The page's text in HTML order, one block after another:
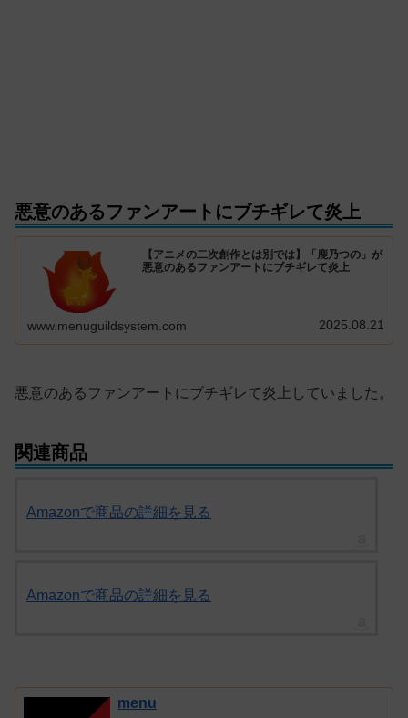
悪意のあるファンアートにブチギレて炎上
【アニメの二次創作とは別では】「鹿乃つの」が
悪意のあるファンアートにブチギレて炎上
www.menuguildsystem.com 2025.08.21
悪意のあるファンアートにブチギレて炎上していました。
関連商品
Amazonで商品の詳細を見る
Amazonで商品の詳細を見る
menu